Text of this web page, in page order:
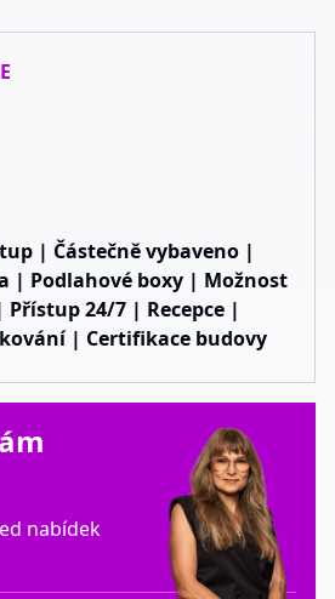
| Částečně vybaveno |
| Podlahové boxy | Možnost
24/7 | Recepce |
| Certifikace budovy
nabídek